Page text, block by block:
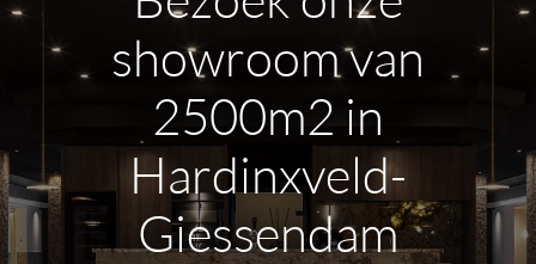
showroom van
2500m2 in
Hardinxveld-
Giessendam